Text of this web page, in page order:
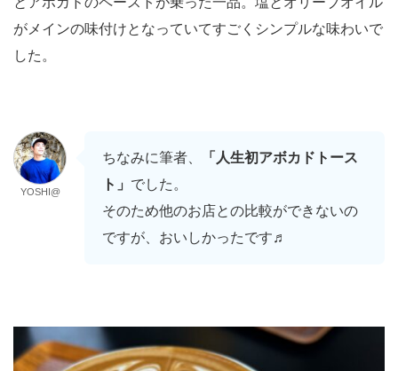
がメインの味付けとなっていてすごくシンプルな味わいで
した。
YOSHI@
ちなみに筆者、
「人生初アボカドトース
ト」 でした。
そのため他のお店との比較ができないの
ですが、おいしかったです♬